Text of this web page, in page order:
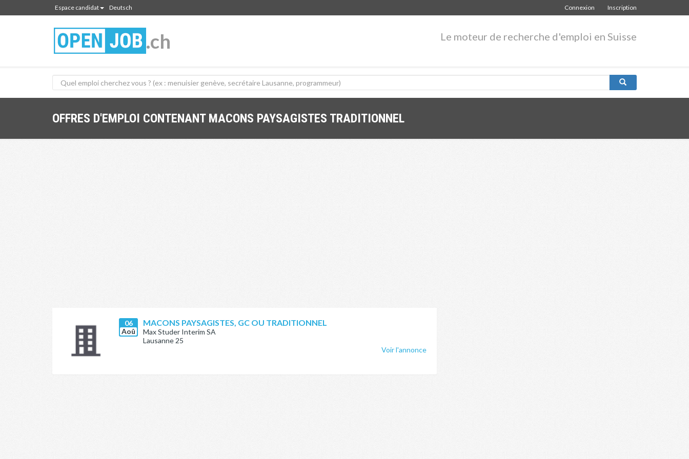
Espace candidat Deutsch Inscription
Connexion
.ch Le moteur de recherche d'emploi en Suisse
OFFRES D'EMPLOI CONTENANT MACONS PAYSAGISTES TRADITIONNEL
06
Aoû
MACONS PAYSAGISTES, GC OU TRADITIONNEL
Max Studer Interim SA
Lausanne 25
Voir l'annonce